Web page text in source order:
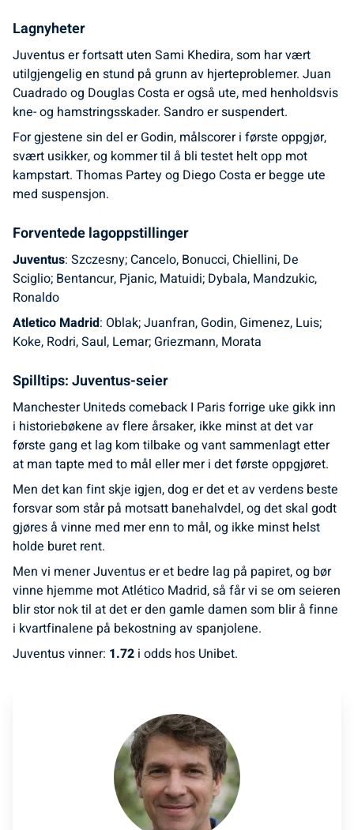
Lagnyheter
Juventus er fortsatt uten Sami Khedira, som har vært
utilgjengelig en stund på grunn av hjerteproblemer. Juan
Cuadrado og Douglas Costa er også ute, med henholdsvis
kne- og hamstringsskader. Sandro er suspendert.
For gjestene sin del er Godin, målscorer i første oppgjør,
svært usikker, og kommer til å bli testet helt opp mot
kampstart. Thomas Partey og Diego Costa er begge ute
med suspensjon.
Forventede lagoppstillinger
Juventus: Szczesny; Cancelo, Bonucci, Chiellini, De
Sciglio; Bentancur, Pjanic, Matuidi; Dybala, Mandzukic,
Ronaldo
Atletico Madrid: Oblak; Juanfran, Godin, Gimenez, Luis;
Koke, Rodri, Saul, Lemar; Griezmann, Morata
Spilltips: Juventus-seier
Manchester Uniteds comeback I Paris forrige uke gikk inn
i historiebøkene av flere årsaker, ikke minst at det var
første gang et lag kom tilbake og vant sammenlagt etter
at man tapte med to mål eller mer i det første oppgjøret.
Men det kan fint skje igjen, dog er det et av verdens beste
forsvar som står på motsatt banehalvdel, og det skal godt
gjøres å vinne med mer enn to mål, og ikke minst helst
holde buret rent.
Men vi mener Juventus er et bedre lag på papiret, og bør
vinne hjemme mot Atlético Madrid, så får vi se om seieren
blir stor nok til at det er den gamle damen som blir å finne
i kvartfinalene på bekostning av spanjolene.
Juventus vinner: 1.72 i odds hos Unibet.